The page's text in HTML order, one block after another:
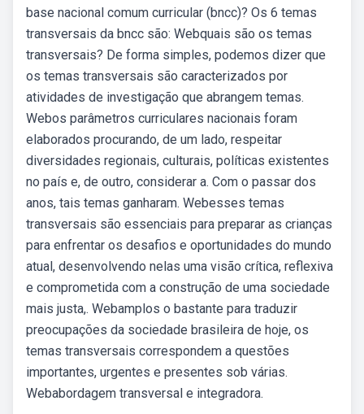
base nacional comum curricular (bncc)? Os 6 temas
transversais da bncc são: Webquais são os temas
transversais? De forma simples, podemos dizer que
os temas transversais são caracterizados por
atividades de investigação que abrangem temas.
Webos parâmetros curriculares nacionais foram
elaborados procurando, de um lado, respeitar
diversidades regionais, culturais, políticas existentes
no país e, de outro, considerar a. Com o passar dos
anos, tais temas ganharam. Webesses temas
transversais são essenciais para preparar as crianças
para enfrentar os desafios e oportunidades do mundo
atual, desenvolvendo nelas uma visão crítica, reflexiva
e comprometida com a construção de uma sociedade
mais justa,. Webamplos o bastante para traduzir
preocupações da sociedade brasileira de hoje, os
temas transversais correspondem a questões
importantes, urgentes e presentes sob várias.
Webabordagem transversal e integradora.